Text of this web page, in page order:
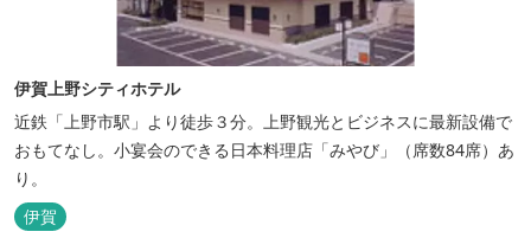
伊賀上野シティホテル
近鉄「上野市駅」より徒歩３分。上野観光とビジネスに最新設備で
おもてなし。小宴会のできる日本料理店「みやび」（席数84席）あ
り。
伊賀